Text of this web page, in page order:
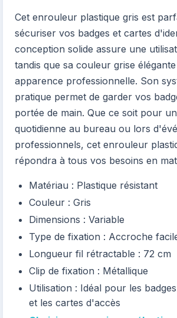
Cet enrouleur plastique gris est
sécuriser vos badges et cartes
conception solide assure une
tandis que sa couleur grise
apparence professionnelle. Son
pratique permet de garder vos
portée de main. Que ce soit pour
quotidienne au bureau ou lors
professionnels, cet enrouleur
répondra à tous vos besoins en
Matériau : Plastique résistant
Couleur : Gris
Dimensions : Variable
Type de fixation : Accroche
Longueur fil rétractable : 72 cm
Clip de fixation : Métallique
Utilisation : Idéal pour les
et les cartes d'accès